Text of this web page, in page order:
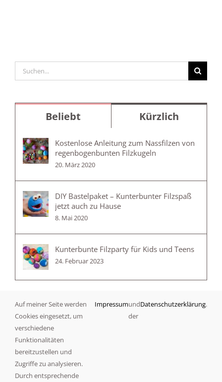
Suche
nach:
Beliebt Kürzlich
Kostenlose Anleitung zum Nassfilzen von
regenbogenbunten Filzkugeln
20. März 2020
DIY Bastelpaket – Kunterbunter Filzspaß
jetzt auch zu Hause
8. Mai 2020
Kunterbunte Filzparty für Kids und Teens
24. Februar 2023
Kategorien
Angebote
Anleitung
Filzen
Auf meiner Seite werden
Cookies eingesetzt, um
verschiedene
Funktionalitäten
bereitzustellen und
Zugriffe zu analysieren.
Durch entsprechende
Impressumund
der
Datenschutzerklärung.